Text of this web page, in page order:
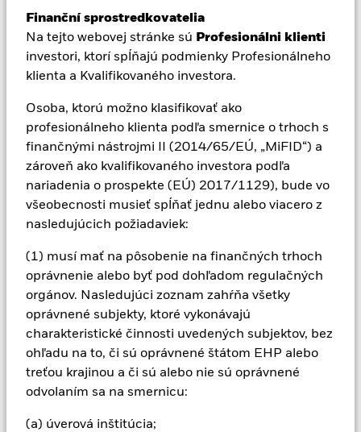
Finanční sprostredkovatelia
Na tejto webovej stránke sú Profesionálni klienti
investori, ktorí spĺňajú podmienky Profesionálneho
klienta a Kvalifikovaného investora.
Osoba, ktorú možno klasifikovať ako
profesionálneho klienta podľa smernice o trhoch s
finančnými nástrojmi II (2014/65/EÚ, „MiFID“) a
zároveň ako kvalifikovaného investora podľa
nariadenia o prospekte (EÚ) 2017/1129), bude vo
všeobecnosti musieť spĺňať jednu alebo viacero z
nasledujúcich požiadaviek:
(1) musí mať na pôsobenie na finančných trhoch
oprávnenie alebo byť pod dohľadom regulačných
orgánov. Nasledujúci zoznam zahŕňa všetky
oprávnené subjekty, ktoré vykonávajú
charakteristické činnosti uvedených subjektov, bez
ohľadu na to, či sú oprávnené štátom EHP alebo
treťou krajinou a či sú alebo nie sú oprávnené
odvolaním sa na smernicu:
(a) úverová inštitúcia;
príjmov z nich môže klesať aj stúpať a nie je zaručená.
Investori nesmú získať späť pôvodne investovanú sumu.
Informácie o fonde vrátane prospektu sú poskytované len na
uzavretie zmluvy o fonde. Spoločnosť BlackRock nezvážila
vhodnosť investovania do fondu vzhľadom na vaše
individuálne potreby a toleranciu voči riziku, a preto nie je
možné investovať priamo u spoločnosti BlackRock. Potenciálni
investori by mali pred rozhodnutím investovať do tohto
produktu a o jeho vhodnosti vyhľadať nezávislé poradenstvo.
Rizikový kapitál. Všetky investície zahŕňajú určité riziko.
Hodnota investícií a výnosy z nich sa budú pohybovať a môže
sa stať, že dostanete späť menej, ako ste pôvodne investovali,
nezvážila vhodnosť tejto investície vzhľadom na vaše
individuálne potreby a toleranciu rizika. Váš finančný poradca
vám poradí, či je tento produkt pre vás vhodný. Spoločnosť
BlackRock neposkytuje investičné poradenstvo. Fond
má deväťdesiatdeväťročnú životnosť, ktorá sa môže predĺžiť až
o tri roky. Investícia do fondu ponúka obmedzenú likviditu a
mala by sa považovať za dlhodobú. V dôsledku toho tento
produkt nie je vhodný pre investorov, ktorí nie sú ochotní
BlackRock má v úmysle ponúknuť fond len niektorým